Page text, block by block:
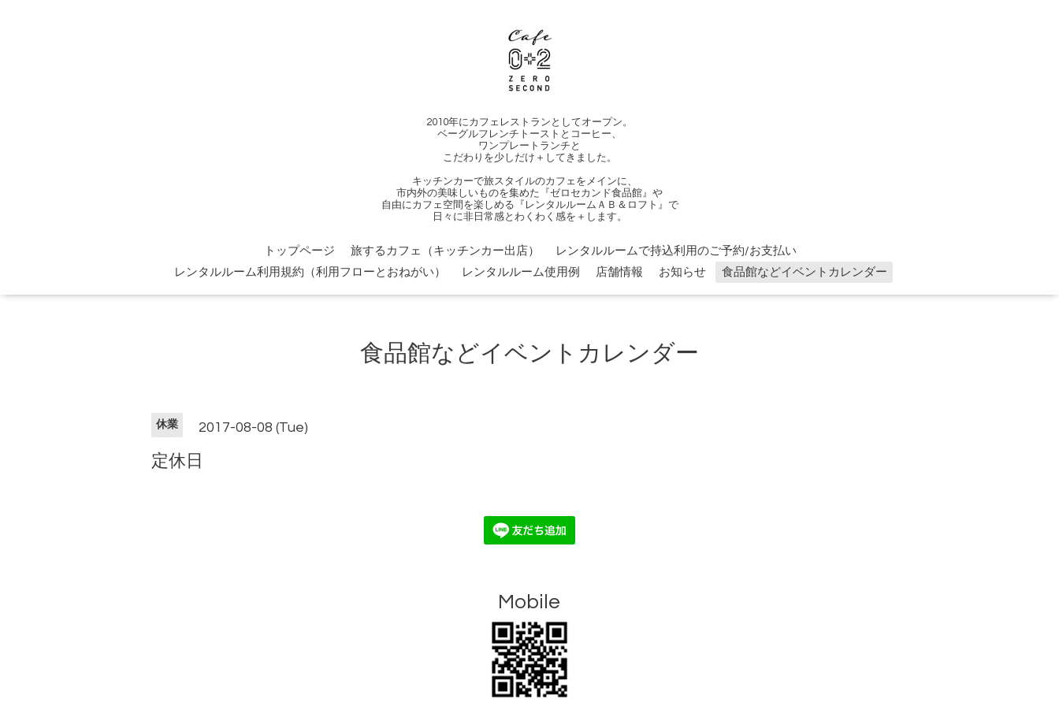
2010年にカフェレストランとしてオープン。
ベーグルフレンチトーストとコーヒー、
ワンプレートランチと
こだわりを少しだけ＋してきました。
キッチンカーで旅スタイルのカフェをメインに、
市内外の美味しいものを集めた『ゼロセカンド食品館』や
自由にカフェ空間を楽しめる『レンタルルームＡＢ＆ロフト』で
日々に非日常感とわくわく感を＋します。
トップページ 旅するカフェ（キッチンカー出店）
レンタルルームで持込利用のご予約/お支払い
レンタルルーム利用規約（利用フローとおねがい）
レンタルルーム使用例 店舗情報 お知らせ 食品館などイベントカレンダー
食品館などイベントカレンダー
休業 2017-08-08 (Tue)
定休日
Mobile